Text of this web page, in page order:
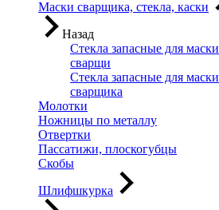
Маски сварщика, стекла, каски
Назад
Стекла запасные для маски
сварщи
Стекла запасные для маски
сварщика
Молотки
Ножницы по металлу
Отвертки
Пассатижи, плоскогубцы
Скобы
Шлифшкурка